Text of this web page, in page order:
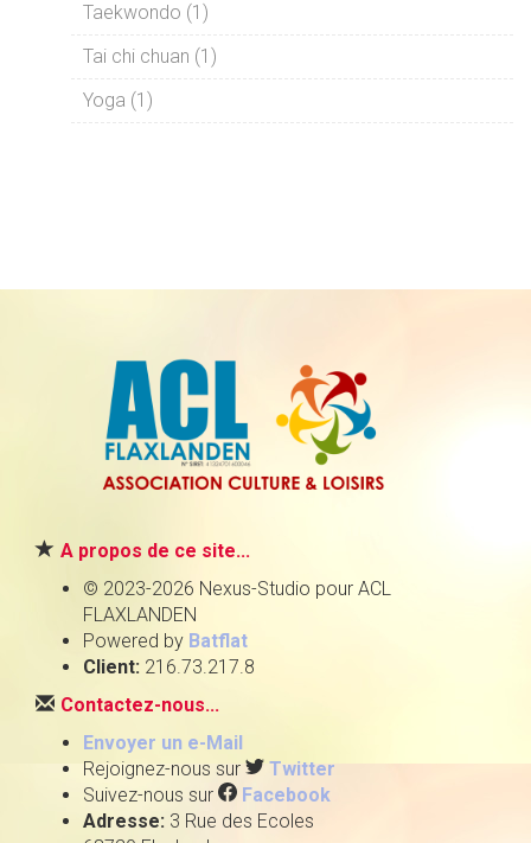
Taekwondo (1)
Tai chi chuan (1)
Yoga (1)
A propos de ce site...
© 2023-2026 Nexus-Studio pour ACL
FLAXLANDEN
Powered by Batflat
Client: 216.73.217.8
Contactez-nous...
Envoyer un e-Mail
Rejoignez-nous sur
Twitter
Suivez-nous sur
Facebook
Adresse: 3 Rue des Ecoles